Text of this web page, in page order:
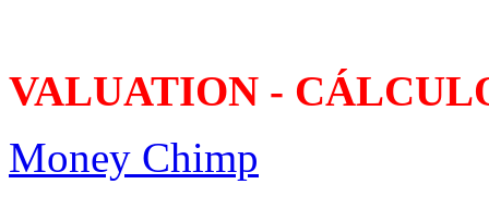
VALUATION -
Money Chimp